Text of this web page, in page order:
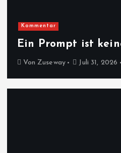
Kommentar
Ein Prompt ist
Von Zuseway Juli 31, 2026